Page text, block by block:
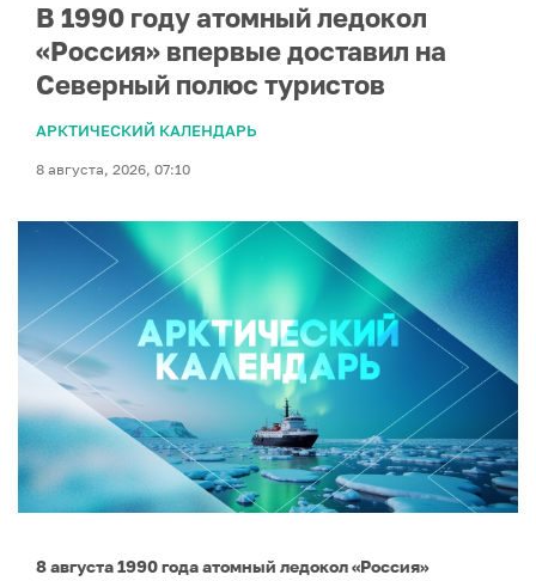
В 1990 году атомный ледокол
«Россия» впервые доставил на
Северный полюс туристов
АРКТИЧЕСКИЙ КАЛЕНДАРЬ
8 августа, 2026, 07:10
8 августа 1990 года атомный ледокол «Россия»